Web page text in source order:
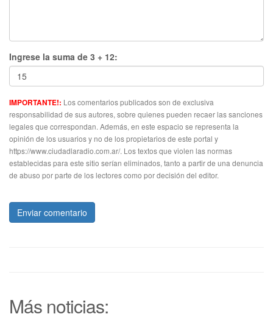
Ingrese la suma de 3 + 12:
IMPORTANTE!: Los comentarios publicados son de exclusiva
responsabilidad de sus autores, sobre quienes pueden recaer las sanciones
legales que correspondan. Además, en este espacio se representa la
opinión de los usuarios y no de los propietarios de este portal y
https://www.ciudadlaradio.com.ar/. Los textos que violen las normas
establecidas para este sitio serían eliminados, tanto a partir de una denuncia
de abuso por parte de los lectores como por decisión del editor.
Enviar comentario
Más noticias: